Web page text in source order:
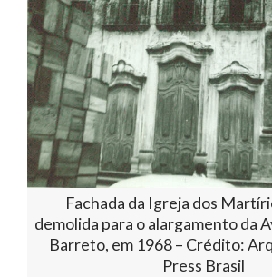
Fachada da Igreja dos
demolida para o alargamento da
Barreto, em 1968 – Crédito:
Press Brasil